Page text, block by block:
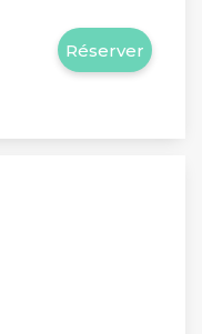
Réserver